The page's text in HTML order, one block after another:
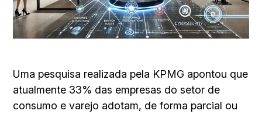
Uma pesquisa realizada pela KPMG apontou que
atualmente 33% das empresas do setor de
consumo e varejo adotam, de forma parcial ou